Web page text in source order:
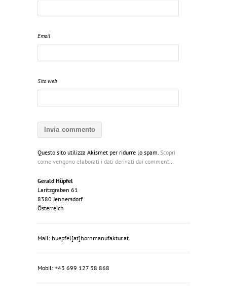
Email
Sito web
Questo sito utilizza Akismet per ridurre lo spam. Scopri
come vengono elaborati i dati derivati dai commenti.
Gerald Hüpfel
Laritzgraben 61
8380 Jennersdorf
Österreich
Mail: huepfel[at]hornmanufaktur.at
Mobil: +43 699 127 38 868